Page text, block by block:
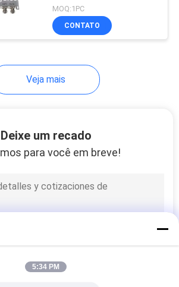
de
de
2500MHZ do poder,
conector N-fêmea
MOQ:1PC
CONTATO
Veja mais
Deixe um recado
para você em breve!
5:34 PM